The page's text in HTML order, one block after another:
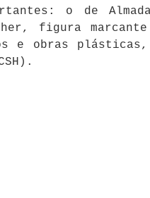
o de
figura
obras plásticas,